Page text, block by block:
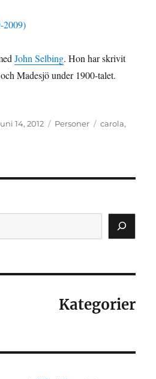
John Selbing. Hon har skrivit
Madesjö under 1900-talet.
14, 2012 Kategorier
Personer Etiketter
carola,
Kategorier